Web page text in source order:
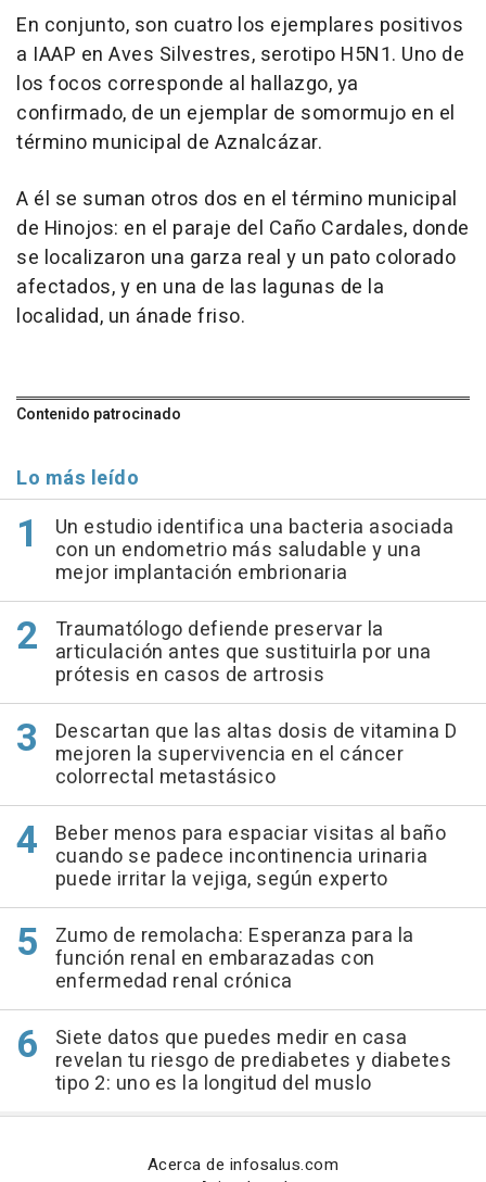
En conjunto, son cuatro los ejemplares positivos
a IAAP en Aves Silvestres, serotipo H5N1. Uno de
los focos corresponde al hallazgo, ya
confirmado, de un ejemplar de somormujo en el
término municipal de Aznalcázar.
A él se suman otros dos en el término municipal
de Hinojos: en el paraje del Caño Cardales, donde
se localizaron una garza real y un pato colorado
afectados, y en una de las lagunas de la
localidad, un ánade friso.
Contenido patrocinado
Lo más leído
Un estudio identifica una bacteria asociada
con un endometrio más saludable y una
mejor implantación embrionaria
Traumatólogo defiende preservar la
articulación antes que sustituirla por una
prótesis en casos de artrosis
Descartan que las altas dosis de vitamina D
mejoren la supervivencia en el cáncer
colorrectal metastásico
Beber menos para espaciar visitas al baño
cuando se padece incontinencia urinaria
puede irritar la vejiga, según experto
Zumo de remolacha: Esperanza para la
función renal en embarazadas con
enfermedad renal crónica
Siete datos que puedes medir en casa
revelan tu riesgo de prediabetes y diabetes
tipo 2: uno es la longitud del muslo
Acerca de infosalus.com